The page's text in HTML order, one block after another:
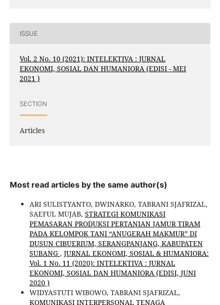
ISSUE
Vol. 2 No. 10 (2021): INTELEKTIVA : JURNAL
EKONOMI, SOSIAL DAN HUMANIORA (EDISI - MEI
2021 )
SECTION
Articles
Most read articles by the same author(s)
ARI SULISTYANTO, DWINARKO, TABRANI SJAFRIZAL,
SAEFUL MUJAB, STRATEGI KOMUNIKASI
PEMASARAN PRODUKSI PERTANIAN JAMUR TIRAM
PADA KELOMPOK TANI “ANUGERAH MAKMUR” DI
DUSUN CIBUERIUM, SERANGPANJANG, KABUPATEN
SUBANG , JURNAL EKONOMI, SOSIAL & HUMANIORA:
Vol. 1 No. 11 (2020): INTELEKTIVA : JURNAL
EKONOMI, SOSIAL DAN HUMANIORA (EDISI, JUNI
2020 )
WIDYASTUTI WIBOWO, TABRANI SJAFRIZAL,
KOMUNIKASI INTERPERSONAL TENAGA